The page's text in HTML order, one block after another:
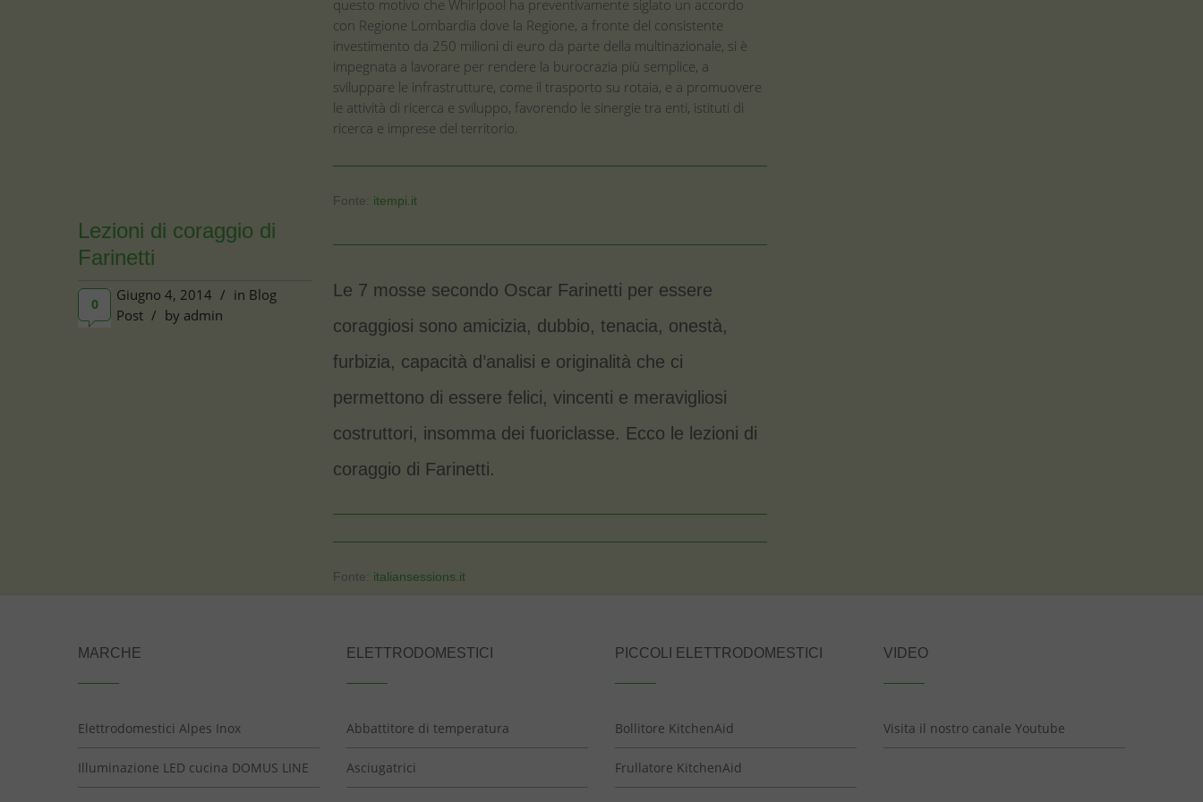
questo motivo che Whirlpool ha preventivamente siglato un accordo
con Regione Lombardia dove la Regione, a fronte del consistente
investimento da 250 milioni di euro da parte della multinazionale, si è
impegnata a lavorare per rendere la burocrazia più semplice, a
sviluppare le infrastrutture, come il trasporto su rotaia, e a promuovere
le attività di ricerca e sviluppo, favorendo le sinergie tra enti, istituti di
ricerca e imprese del territorio.
Fonte: itempi.it
Lezioni di coraggio di
Farinetti
0
Giugno 4, 2014 / in Blog
Post / by admin
Le 7 mosse secondo Oscar Farinetti per essere
coraggiosi sono amicizia, dubbio, tenacia, onestà,
furbizia, capacità d’analisi e originalità che ci
permettono di essere felici, vincenti e meravigliosi
costruttori, insomma dei fuoriclasse. Ecco le lezioni di
coraggio di Farinetti.
Fonte: italiansessions.it
MARCHE
Elettrodomestici Alpes Inox
Illuminazione LED cucina DOMUS LINE
ELETTRODOMESTICI
Abbattitore di temperatura
Asciugatrici
PICCOLI ELETTRODOMESTICI
Bollitore KitchenAid
Frullatore KitchenAid
VIDEO
Visita il nostro canale Youtube